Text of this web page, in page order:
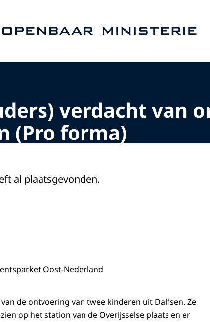
verdacht van
(Pro forma)
al plaatsgevonden.
Oost-Nederland
de ontvoering van twee kinderen uit Dalfsen. Ze
op het station van de Overijsselse plaats en er